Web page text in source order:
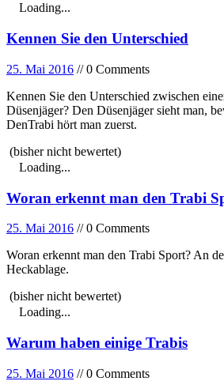
Loading...
Kennen Sie den Unterschied
25. Mai 2016 // 0 Comments
Kennen Sie den Unterschied zwischen
Düsenjäger? Den Düsenjäger sieht man,
DenTrabi hört man zuerst.
(bisher nicht bewertet)
Loading...
Woran erkennt man den Trabi
25. Mai 2016 // 0 Comments
Woran erkennt man den Trabi Sport? An
Heckablage.
(bisher nicht bewertet)
Loading...
Warum haben einige Trabis
25. Mai 2016 // 0 Comments